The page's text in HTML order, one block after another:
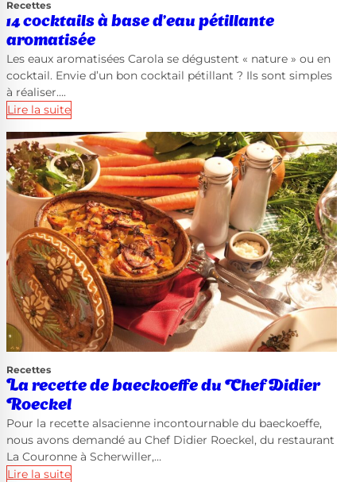
Recettes
14 cocktails à base d’eau pétillante
aromatisée
Les eaux aromatisées Carola se dégustent « nature » ou en
cocktail. Envie d’un bon cocktail pétillant ? Ils sont simples
à réaliser….
Lire la suite
Recettes
La recette de baeckoeffe du Chef Didier
Roeckel
Pour la recette alsacienne incontournable du baeckoeffe,
nous avons demandé au Chef Didier Roeckel, du restaurant
La Couronne à Scherwiller,…
Lire la suite